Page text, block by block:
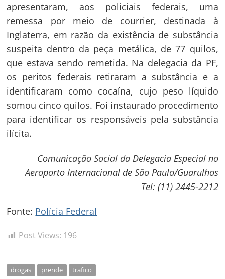
apresentaram, aos policiais federais, uma
remessa por meio de courrier, destinada à
Inglaterra, em razão da existência de substância
suspeita dentro da peça metálica, de 77 quilos,
que estava sendo remetida. Na delegacia da PF,
os peritos federais retiraram a substância e a
identificaram como cocaína, cujo peso líquido
somou cinco quilos. Foi instaurado procedimento
para identificar os responsáveis pela substância
ilícita.
Comunicação Social da Delegacia Especial no
Aeroporto Internacional de São Paulo/Guarulhos
Tel: (11) 2445-2212
Fonte: Polícia Federal
Post Views: 196
drogas prende trafico
Navegação
de
Post